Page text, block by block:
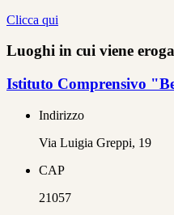
Clicca qui
Luoghi in cui viene
Istituto Comprensivo
Indirizzo
Via Luigia Greppi, 19
CAP
21057